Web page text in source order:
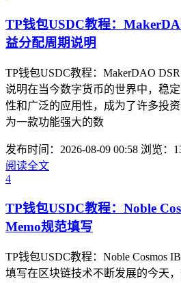
TP钱包USDC教程：
益分配周期说明
TP钱包USDC教程：MakerDAO
说明在当今数字货币的世界中，稳
性和广泛的应用性，成为了许多投
为一款功能强大的数
发布时间：2026-08-09 00:58 浏览：
阅读全文
4
TP钱包USDC教程：Noble
Memo规范填写
TP钱包USDC教程：Noble Cosmos
填写在区块链技术不断发展的今天